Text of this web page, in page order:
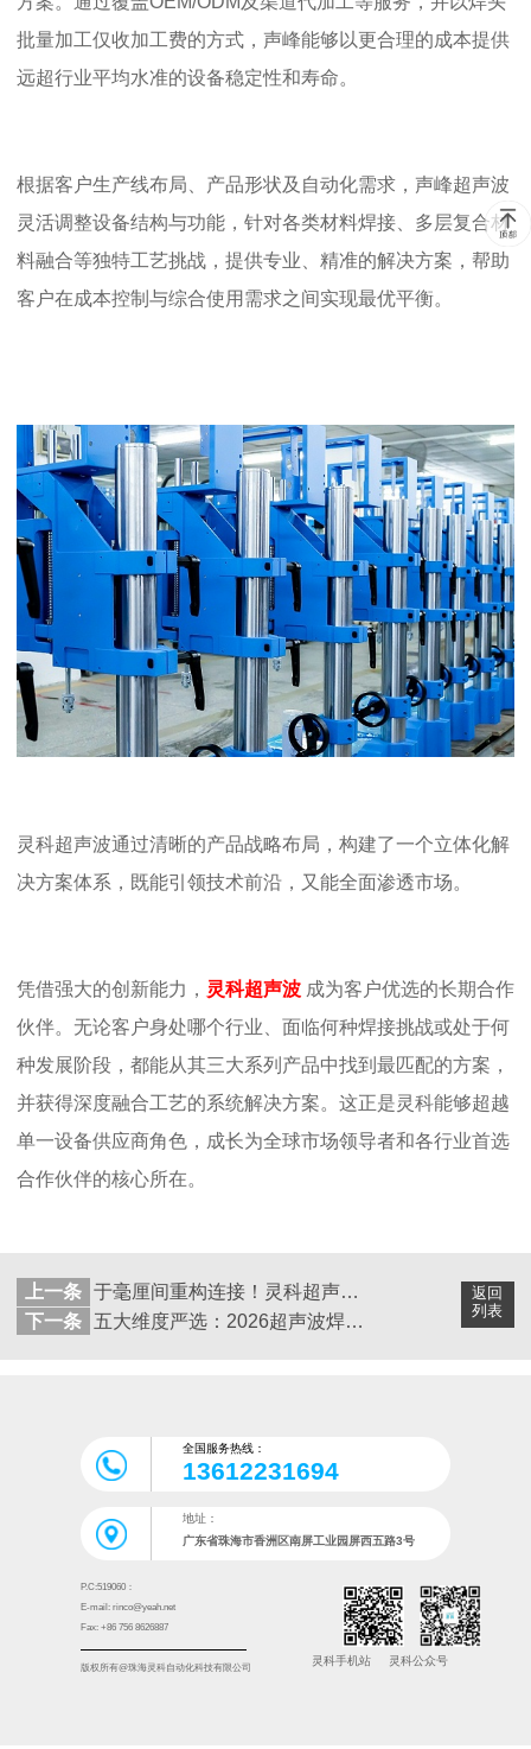
批量加工仅收加工费的方式，声峰能够以更合理的成本提供
远超行业平均水准的设备稳定性和寿命。
根据客户生产线布局、产品形状及自动化需求，声峰超声波
灵活调整设备结构与功能，针对各类材料焊接、多层复合材
料融合等独特工艺挑战，提供专业、精准的解决方案，帮助
客户在成本控制与综合使用需求之间实现最优平衡。
灵科超声波通过清晰的产品战略布局，构建了一个立体化解
决方案体系，既能引领技术前沿，又能全面渗透市场。
凭借强大的创新能力， 灵科超声波 成为客户优选的长期合作
伙伴。无论客户身处哪个行业、面临何种焊接挑战或处于何
种发展阶段，都能从其三大系列产品中找到最匹配的方案，
并获得深度融合工艺的系统解决方案。这正是灵科能够超越
单一设备供应商角色，成长为全球市场领导者和各行业首选
合作伙伴的核心所在。
返回
列表
上一条
于毫厘间重构连接！灵科超声波伺服技术重新定义精密焊接
下一条
五大维度严选：2026超声波焊接核心设备可靠供应商全测评
全国服务热线：
13612231694
地址：
广东省珠海市香洲区南屏工业园屏西五路3号
P.C:519060：
E-mail: rinco@yeah.net
Fax: +86 756 8626887
版权所有@珠海灵科自动化科技有限公司
灵科手机站 灵科公众号